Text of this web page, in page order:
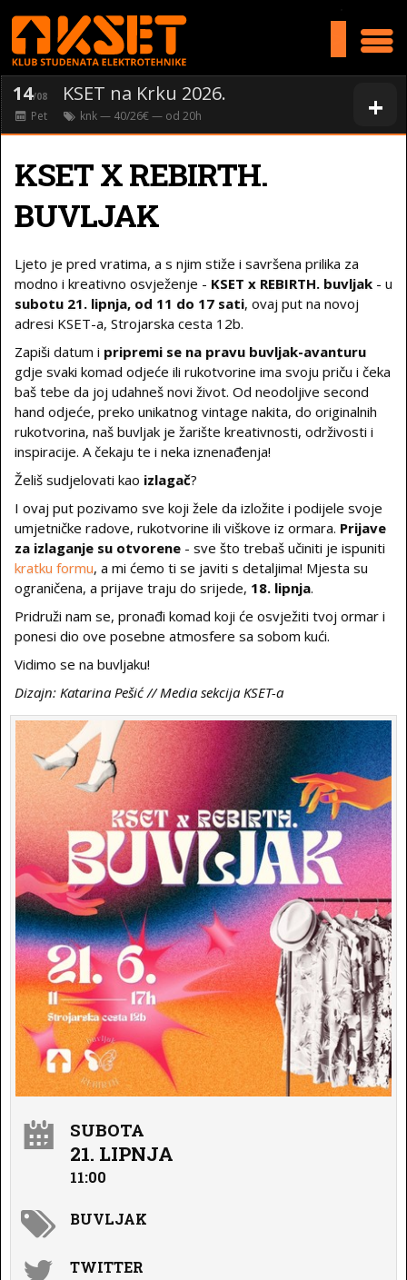
+
14/08 KSET na Krku 2026.
Pet knk— 40/26€ — od 20h
KSET X REBIRTH.
BUVLJAK
Ljeto je pred vratima, a s njim stiže i savršena prilika za
modno i kreativno osvježenje - KSET x REBIRTH. buvljak - u
subotu 21. lipnja, od 11 do 17 sati, ovaj put na novoj
adresi KSET-a, Strojarska cesta 12b.
Zapiši datum i pripremi se na pravu buvljak-avanturu
gdje svaki komad odjeće ili rukotvorine ima svoju priču i čeka
baš tebe da joj udahneš novi život. Od neodoljive second
hand odjeće, preko unikatnog vintage nakita, do originalnih
rukotvorina, naš buvljak je žarište kreativnosti, održivosti i
inspiracije. A čekaju te i neka iznenađenja!
Želiš sudjelovati kao izlagač?
I ovaj put pozivamo sve koji žele da izložite i podijele svoje
umjetničke radove, rukotvorine ili viškove iz ormara. Prijave
za izlaganje su otvorene - sve što trebaš učiniti je ispuniti
kratku formu, a mi ćemo ti se javiti s detaljima! Mjesta su
ograničena, a prijave traju do srijede, 18. lipnja.
Pridruži nam se, pronađi komad koji će osvježiti tvoj ormar i
ponesi dio ove posebne atmosfere sa sobom kući.
Vidimo se na buvljaku!
Dizajn: Katarina Pešić // Media sekcija KSET-a
SUBOTA
21. LIPNJA
11:00
BUVLJAK
TWITTER